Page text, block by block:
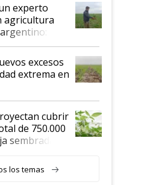
experto
agricultura
excesos
extrema en
cubrir
de 750.000
sembradas
un
en genética y
los temas